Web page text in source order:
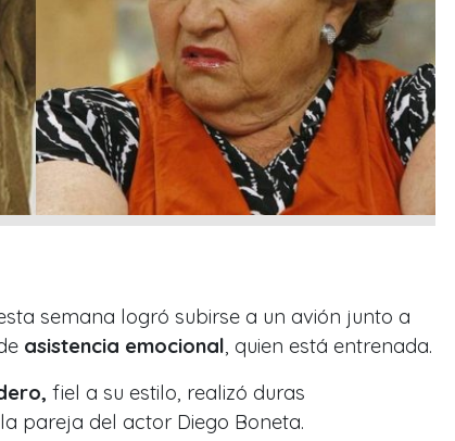
semana logró subirse a un avión junto a
asistencia emocional , quien está entrenada.
fiel a su estilo, realizó duras
pareja del actor Diego Boneta.